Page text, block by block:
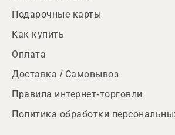
Подарочные карты
Как купить
Оплата
Доставка / Самовывоз
Правила интернет-торговли
Политика обработки